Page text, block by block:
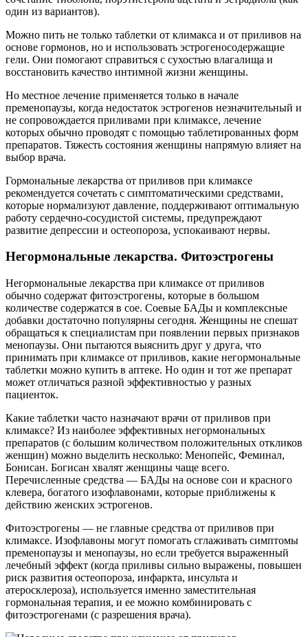
один из вариантов).
Можно пить не только таблетки от климакса и от приливов на
основе гормонов, но и использовать эстрогеносодержащие
гели. Они помогают справиться с сухостью влагалища и
восстановить качество интимной жизни женщины.
Но местное лечение применяется только в начале
пременопаузы, когда недостаток эстрогенов незначительный и
не сопровождается приливами при климаксе, лечение
которых обычно проводят с помощью таблетированных форм
препаратов. Тяжесть состояния женщины напрямую влияет на
выбор врача.
Гормональные лекарства от приливов при климаксе
рекомендуется сочетать с симптоматическими средствами,
которые нормализуют давление, поддерживают оптимальную
работу сердечно-сосудистой системы, предупреждают
развитие депрессии и остеопороза, успокаивают нервы.
Негормональные лекарства. Фитоэстрогены
Негормональные лекарства при климаксе от приливов
обычно содержат фитоэстрогены, которые в большом
количестве содержатся в сое. Соевые БАДы и комплексные
добавки достаточно популярны сегодня. Женщины не спешат
обращаться к специалистам при появлении первых признаков
менопаузы. Они пытаются выяснить друг у друга, что
принимать при климаксе от приливов, какие негормональные
таблетки можно купить в аптеке. Но один и тот же препарат
может отличаться разной эффективностью у разных
пациенток.
Какие таблетки часто назначают врачи от приливов при
климаксе? Из наиболее эффективных негормональных
препаратов (с большим количеством положительных откликов
женщин) можно выделить несколько: Менопейс, Феминал,
Бонисан. Богисан хвалят женщины чаще всего.
Перечисленные средства — БАДы на основе сои и красного
клевера, богатого изофлавонами, которые приближены к
действию женских эстрогенов.
Фитоэстрогены — не главные средства от приливов при
климаксе. Изофлавоны могут помогать сглаживать симптомы
пременопаузы и менопаузы, но если требуется выраженный
лечебный эффект (когда приливы сильно выражены, повышен
риск развития остеопороза, инфаркта, инсульта и
атеросклероза), используется именно заместительная
гормональная терапия, и ее можно комбинировать с
фитоэстрогенами (с разрешения врача).